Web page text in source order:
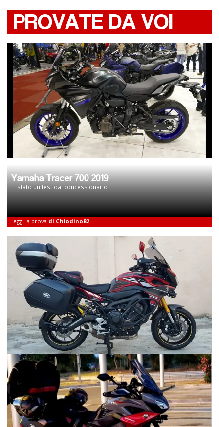
PROVATE DA VOI
Yamaha Tracer 700 2019
E' stato un test dal concessionario
Leggi la prova di Chiodino82